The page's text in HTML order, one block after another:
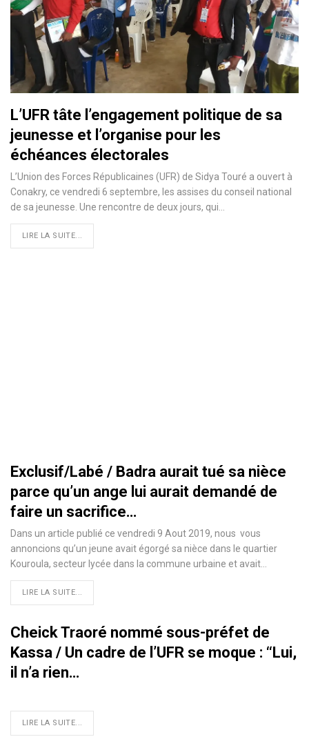
L’UFR tâte l’engagement politique de sa
jeunesse et l’organise pour les
échéances électorales
L’Union des Forces Républicaines (UFR) de Sidya Touré a ouvert à
Conakry, ce vendredi 6 septembre, les assises du conseil national
de sa jeunesse. Une rencontre de deux jours, qui
LIRE LA SUITE...
Exclusif/Labé / Badra aurait tué sa nièce
parce qu’un ange lui aurait demandé de
faire un sacrifice…
Dans un article publié ce vendredi 9 Aout 2019, nous vous
annoncions qu’un jeune avait égorgé sa nièce dans le quartier
Kouroula, secteur lycée dans la commune urbaine et avait
LIRE LA SUITE...
Cheick Traoré nommé sous-préfet de
Kassa / Un cadre de l’UFR se moque : ‘‘Lui,
il n’a rien…
LIRE LA SUITE...